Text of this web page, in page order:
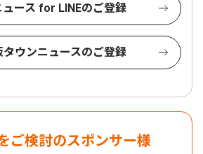
ュース for LINEのご登録
タウンニュースのご登録
ご検討のスポンサー様